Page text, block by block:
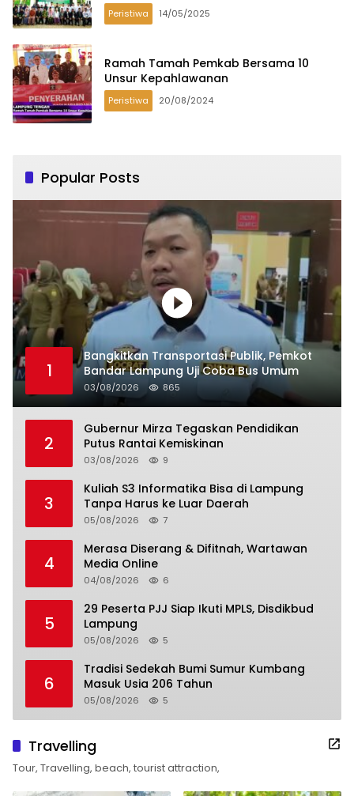
Peristiwa 14/05/2025
Ramah Tamah Pemkab Bersama 10
Unsur Kepahlawanan
Peristiwa 20/08/2024
Popular Posts
1
Bangkitkan Transportasi Publik, Pemkot
Bandar Lampung Uji Coba Bus Umum
03/08/2026 865
2
Gubernur Mirza Tegaskan Pendidikan
Putus Rantai Kemiskinan
03/08/2026 9
3
Kuliah S3 Informatika Bisa di Lampung
Tanpa Harus ke Luar Daerah
05/08/2026 7
4
Merasa Diserang & Difitnah, Wartawan
Media Online
04/08/2026 6
5
29 Peserta PJJ Siap Ikuti MPLS, Disdikbud
Lampung
05/08/2026 5
6
Tradisi Sedekah Bumi Sumur Kumbang
Masuk Usia 206 Tahun
05/08/2026 5
Travelling
Tour, Travelling, beach, tourist attraction,